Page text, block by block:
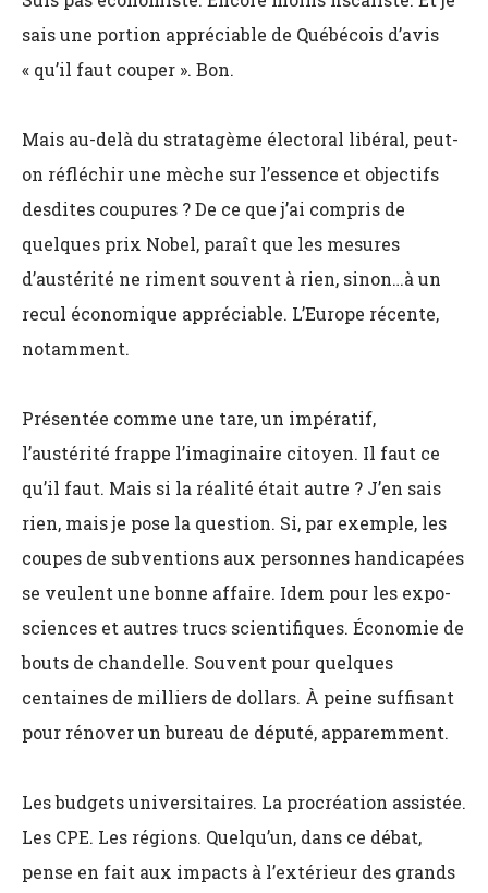
sais une portion appréciable de Québécois d’avis
« qu’il faut couper ». Bon.
Mais au-delà du stratagème électoral libéral, peut-
on réfléchir une mèche sur l’essence et objectifs
desdites coupures ? De ce que j’ai compris de
quelques prix Nobel, paraît que les mesures
d’austérité ne riment souvent à rien, sinon…à un
recul économique appréciable. L’Europe récente,
notamment.
Présentée comme une tare, un impératif,
l’austérité frappe l’imaginaire citoyen. Il faut ce
qu’il faut. Mais si la réalité était autre ? J’en sais
rien, mais je pose la question. Si, par exemple, les
coupes de subventions aux personnes handicapées
se veulent une bonne affaire. Idem pour les expo-
sciences et autres trucs scientifiques. Économie de
bouts de chandelle. Souvent pour quelques
centaines de milliers de dollars. À peine suffisant
pour rénover un bureau de député, apparemment.
Les budgets universitaires. La procréation assistée.
Les CPE. Les régions. Quelqu’un, dans ce débat,
pense en fait aux impacts à l’extérieur des grands